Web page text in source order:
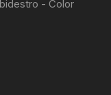
- Color